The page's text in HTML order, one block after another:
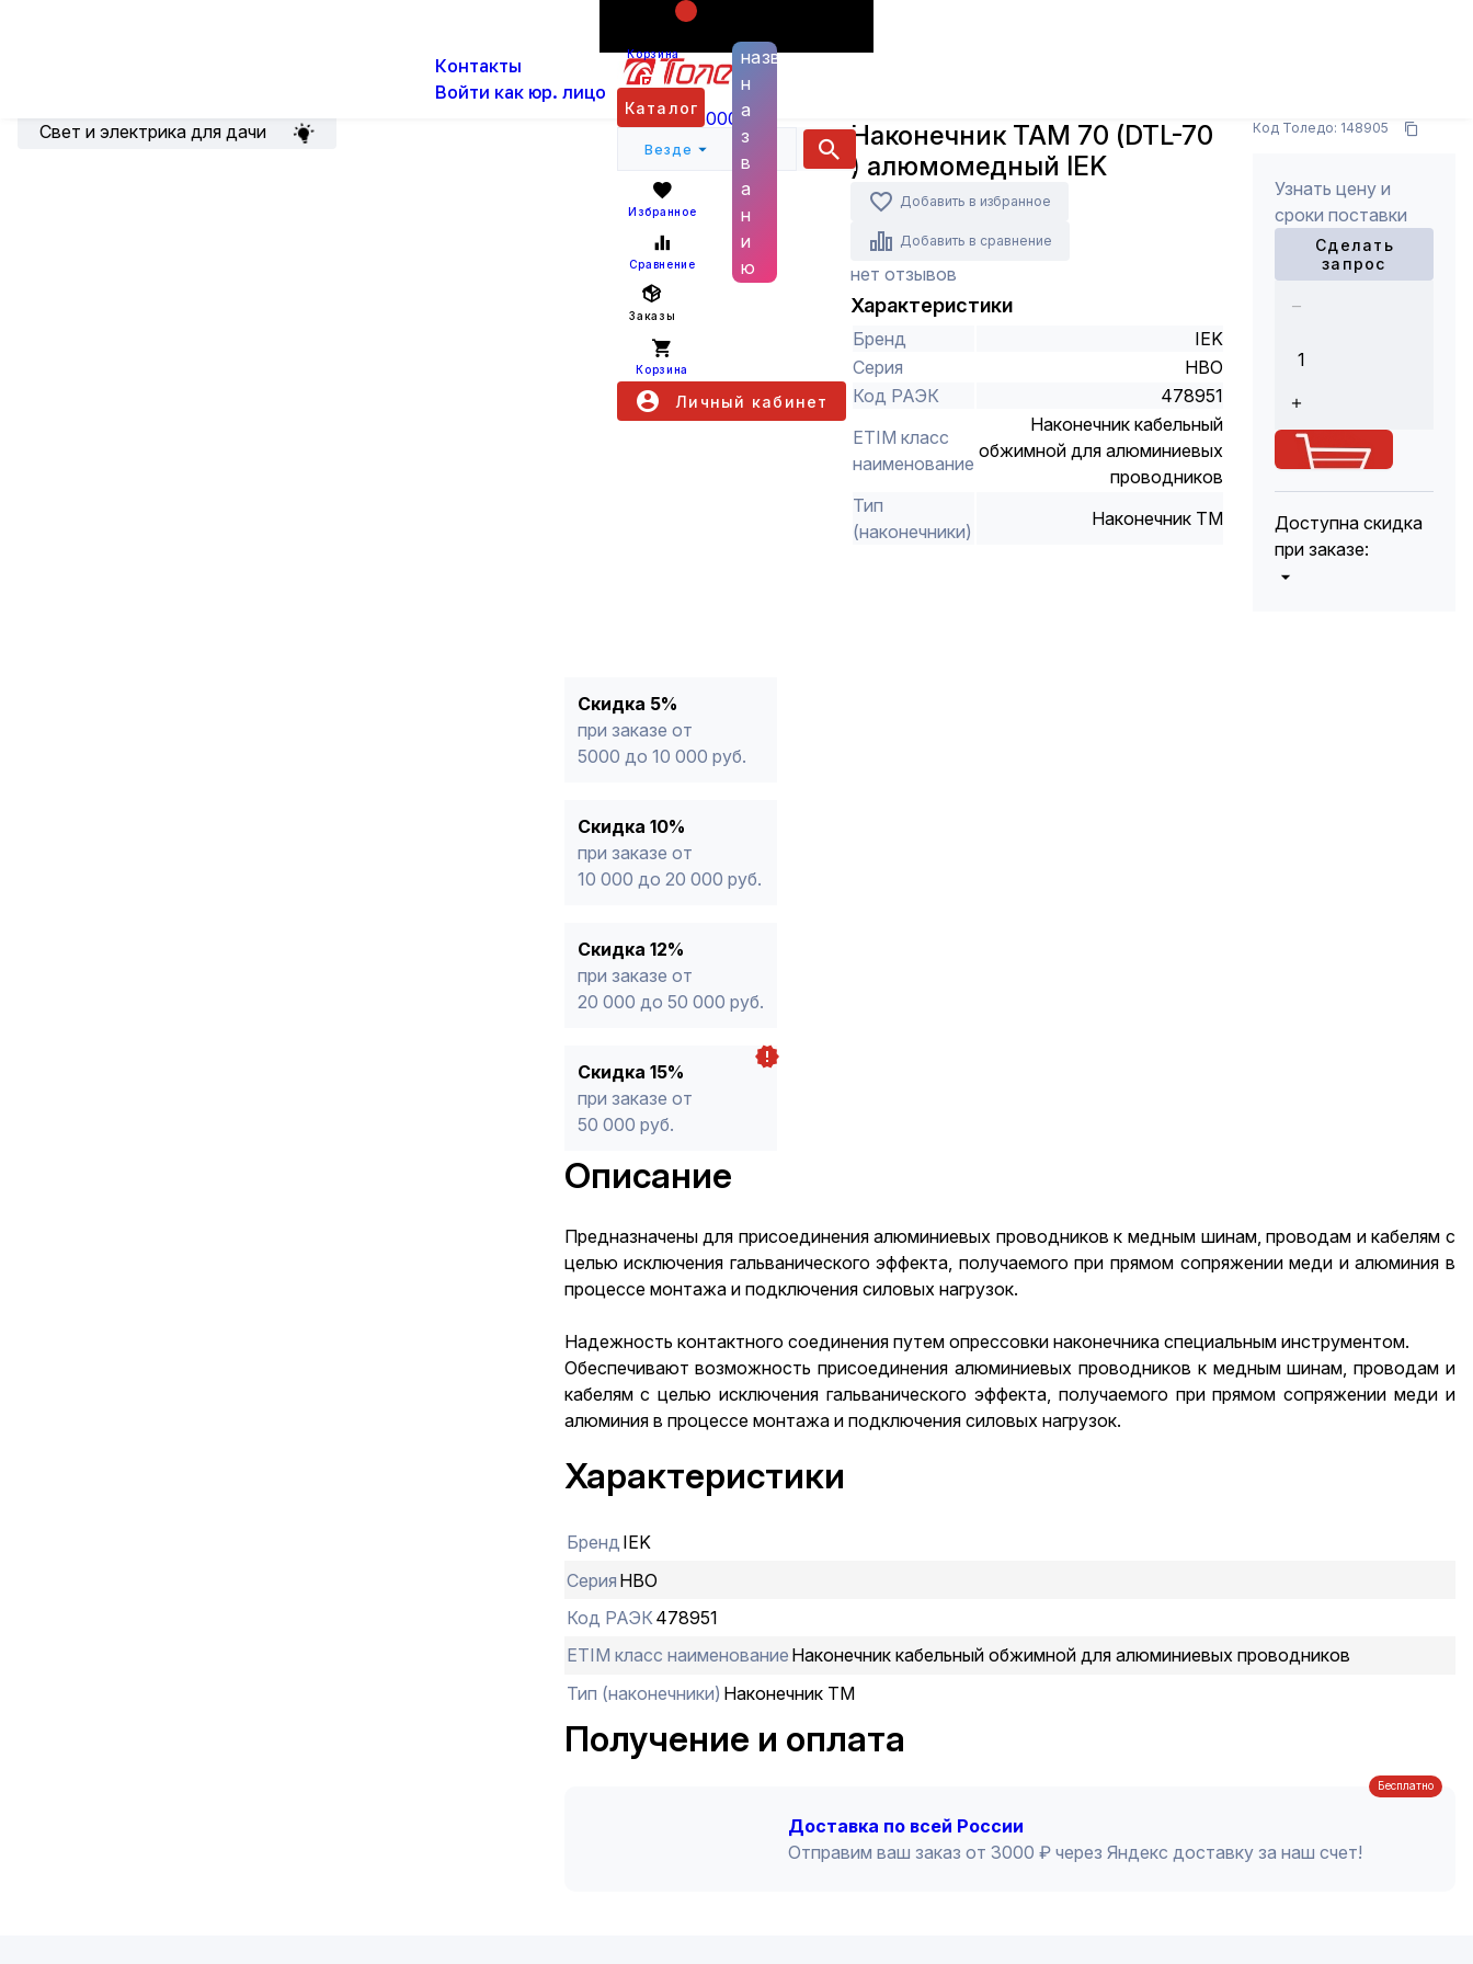
Контакты
Войти как юр. лицо
Корзина
+7 (800) 6000 600
Каталог
Везде
названию
н
а
з
в
а
н
и
ю
Избранное
Сравнение
Заказы
Корзина
Личный кабинет
Свет и электрика для дачи
Каталог Кабельная арматура
алюмомедный IEK
Наконечник ТАМ 70 (DTL-70
) алюмомедный IEK
Добавить в избранное
Добавить в сравнение
нет отзывов
Характеристики
Бренд
IEK
Серия
НВО
Код РАЭК
478951
ETIM класс
наименование
Наконечник кабельный
обжимной для алюминиевых
проводников
Тип
(наконечники)
Наконечник ТМ
Код Толедо: 148905
Узнать цену и
сроки поставки
Сделать
запрос
Доступна скидка
при заказе:
Скидка 5%
при заказе от
5000 до 10 000 руб.
Скидка 10%
при заказе от
10 000 до 20 000 руб.
Скидка 12%
при заказе от
20 000 до 50 000 руб.
Скидка 15%
при заказе от
50 000 руб.
Описание
Предназначены для присоединения алюминиевых проводников к медным шинам, проводам и кабелям с
целью исключения гальванического эффекта, получаемого при прямом сопряжении меди и алюминия в
процессе монтажа и подключения силовых нагрузок.
Надежность контактного соединения путем опрессовки наконечника специальным инструментом.
Обеспечивают возможность присоединения алюминиевых проводников к медным шинам, проводам и
кабелям с целью исключения гальванического эффекта, получаемого при прямом сопряжении меди и
алюминия в процессе монтажа и подключения силовых нагрузок.
Характеристики
Бренд IEK
Серия НВО
Код РАЭК 478951
ETIM класс наименование Наконечник кабельный обжимной для алюминиевых проводников
Тип (наконечники) Наконечник ТМ
Получение и оплата
Бесплатно
Доставка по всей России
Отправим ваш заказ от 3000 ₽ через Яндекс доставку за наш счет!